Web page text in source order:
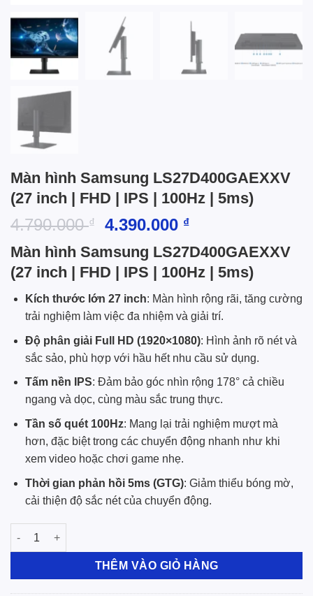
Màn hình Samsung LS27D400GAEXXV
(27 inch | FHD | IPS | 100Hz | 5ms)
4.790.000₫
Giá
là:
4.790.000 ₫.
4.390.000 ₫Giá
tại
là:
4.390.000 ₫.
Màn hình Samsung LS27D400GAEXXV
(27 inch | FHD | IPS | 100Hz | 5ms)
Kích thước lớn 27 inch: Màn hình rộng rãi, tăng cường
trải nghiệm làm việc đa nhiệm và giải trí.
Độ phân giải Full HD (1920×1080): Hình ảnh rõ nét và
sắc sảo, phù hợp với hầu hết nhu cầu sử dụng.
Tấm nền IPS: Đảm bảo góc nhìn rộng 178° cả chiều
ngang và dọc, cùng màu sắc trung thực.
Tần số quét 100Hz: Mang lại trải nghiệm mượt mà
hơn, đặc biệt trong các chuyển động nhanh như khi
xem video hoặc chơi game nhẹ.
Thời gian phản hồi 5ms (GTG): Giảm thiểu bóng mờ,
cải thiện độ sắc nét của chuyển động.
Màn hình Samsung LS27D400GAEXXV (27 inch | FHD | IPS |
THÊM VÀO GIỎ HÀNG